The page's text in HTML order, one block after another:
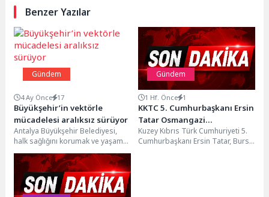
Benzer Yazılar
Gündem
4 Ay Önce 17
Büyükşehir’in vektörle
mücadelesi aralıksız sürüyor
Antalya Büyükşehir Belediyesi,
halk sağlığını korumak ve yaşam
kalitesini artırmak amacıyla kent
genelinde yürüttüğü ilaçlama...
Gündem
1 Hf. Önce 1
KKTC 5. Cumhurbaşkanı Ersin
Tatar Osmangazi
Belediyesi’nin Ev
Sahipliğinde Bursa’da
Kuzey Kıbrıs Türk Cumhuriyeti 5.
Cumhurbaşkanı Ersin Tatar, Bursa